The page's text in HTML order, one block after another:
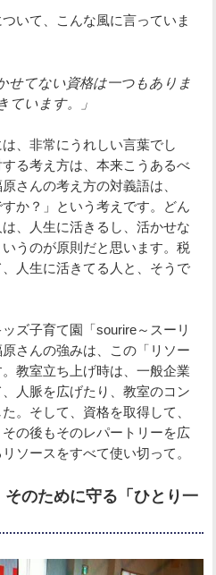
いて、こんな風に言っていま
せてない資格は一つもありま
ています。」
、非常にうれしい言葉でし
る考え方は、本来こうあるべ
さんの考え方の対義語は、
すか？」という考えです。どん
、人生に活きるし、活かせな
うのが原則だと思います。税
人生に活きてる人と、そうで
ズ子育て園「sourire～スーリ
さんの強みは、この「リソー
教室立ち上げ時は、一般企業
人脈を広げたり、教室のコン
。そして、資格を取得して、
の後もそのレパートリーを広
ソースをすべて使い切って。
のために守る「ひとり一